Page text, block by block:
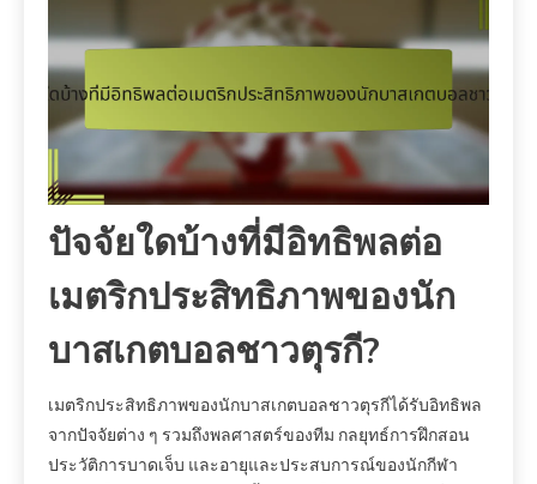
ปัจจัยใดบ้างที่มีอิทธิพลต่อ
เมตริกประสิทธิภาพของนัก
บาสเกตบอลชาวตุรกี?
เมตริกประสิทธิภาพของนักบาสเกตบอลชาวตุรกีได้รับอิทธิพล
จากปัจจัยต่าง ๆ รวมถึงพลศาสตร์ของทีม กลยุทธ์การฝึกสอน
ประวัติการบาดเจ็บ และอายุและประสบการณ์ของนักกีฬา